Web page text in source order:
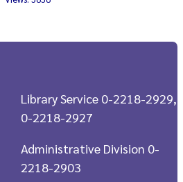
Library Service 0-2218-2929,
0-2218-2927
Administrative Division 0-
2218-2903